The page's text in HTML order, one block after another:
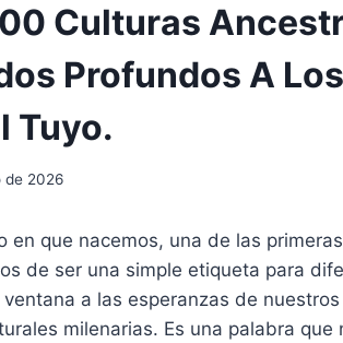
Culturas
Profundos A
Tuyo.
de 2026
en que nacemos, una de las
de ser una simple etiqueta para
a las esperanzas de
milenarias. Es una palabra